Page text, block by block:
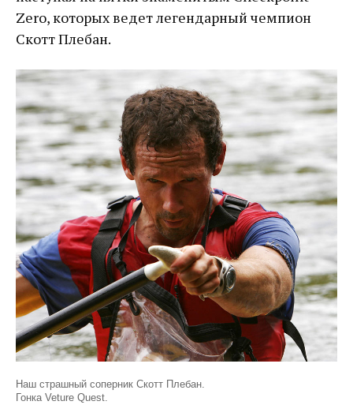
Zero, которых ведет легендарный чемпион
Скотт Плебан.
Наш страшный соперник Скотт Плебан.
Гонка Veture Quest.